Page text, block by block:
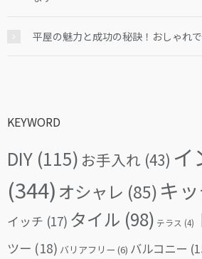
平屋の魅力と成功の秘訣！おしゃれ
KEYWORD
DIY (115) お手入れ (43) イ
(344) オシャレ (85) キ
イッチ (17) タイル (98) テラス (4)
ツー (18) バリアフリー (6) バルコニー